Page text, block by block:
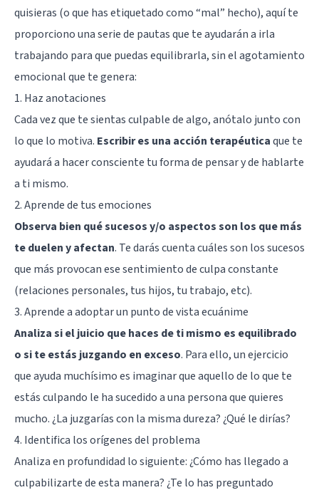
quisieras (o que has etiquetado como “mal” hecho), aquí te
proporciono una serie de pautas que te ayudarán a irla
trabajando para que puedas equilibrarla, sin el agotamiento
emocional que te genera:
1. Haz anotaciones
Cada vez que te sientas culpable de algo, anótalo junto con
lo que lo motiva. Escribir es una acción terapéuticaque te
ayudará a hacer consciente tu forma de pensar y de hablarte
a ti mismo.
2. Aprende de tus emociones
Observa bien qué sucesos y/o aspectos son los que más
te duelen y afectan. Te darás cuenta cuáles son los sucesos
que más provocan ese sentimiento de culpa constante
(relaciones personales, tus hijos, tu trabajo, etc).
3. Aprende a adoptar un punto de vista ecuánime
Analiza si el juicio que haces de ti mismo es equilibrado
o si te estás juzgando en exceso. Para ello, un ejercicio
que ayuda muchísimo es imaginar que aquello de lo que te
estás culpando le ha sucedido a una persona que quieres
mucho. ¿La juzgarías con la misma dureza? ¿Qué le dirías?
4. Identifica los orígenes del problema
Analiza en profundidad lo siguiente: ¿Cómo has llegado a
culpabilizarte de esta manera? ¿Te lo has preguntado